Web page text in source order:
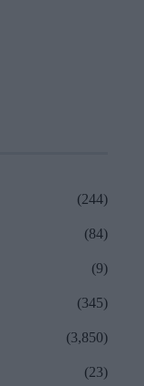
(244)
(84)
(9)
(345)
(3,850)
(23)